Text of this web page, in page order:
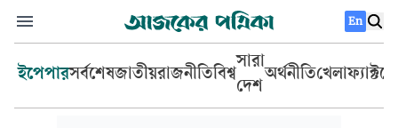
En
ইপেপারসর্বশেষজাতীয়রাজনীতিবিশ্ব
সারা
দেশ
অর্থনীতিখেলা